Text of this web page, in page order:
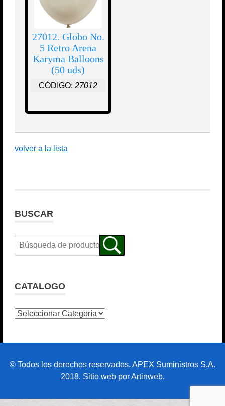
27012. Globo No.
5 Retro Arena
Karyma Balloons
(50 uds)
CÓDIGO: 27012
volver a la lista
BUSCAR
CATALOGO
© Todos los derechos reservados. APEX Suministros S.A.
2018. Sitio web por Artinweb.